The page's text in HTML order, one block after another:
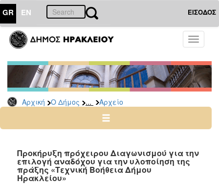
GR EN ΕΙΣΟΔΟΣ
Toggle
Αρχική Ο Δήμος ... Αρχείο
ΔΗΜΟΣ
Δημόσιες
Διαβουλεύσεις
Αρχείο
ΠΟΛΙΤΙΣΜΟΣ
Προκήρυξη πρόχειρου Διαγωνισμού για την
επιλογή αναδόχου για την υλοποίηση της
πράξης «Τεχνική Βοήθεια Δήμου
Ηρακλείου»